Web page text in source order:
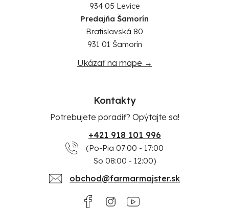
934 05 Levice
Predajňa Šamorín
Bratislavská 80
931 01 Šamorín
Ukázať na mape →
Kontakty
Potrebujete poradiť? Opýtajte sa!
+421 918 101 996
(Po-Pia 07:00 - 17:00
So 08:00 - 12:00)
obchod@farmarmajster.sk